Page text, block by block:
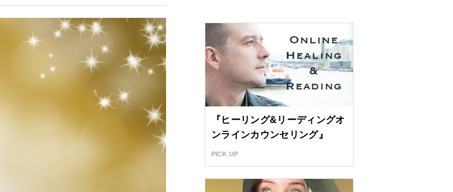
『ヒーリング&リーディングオ
ンラインカウンセリング』
PICK UP